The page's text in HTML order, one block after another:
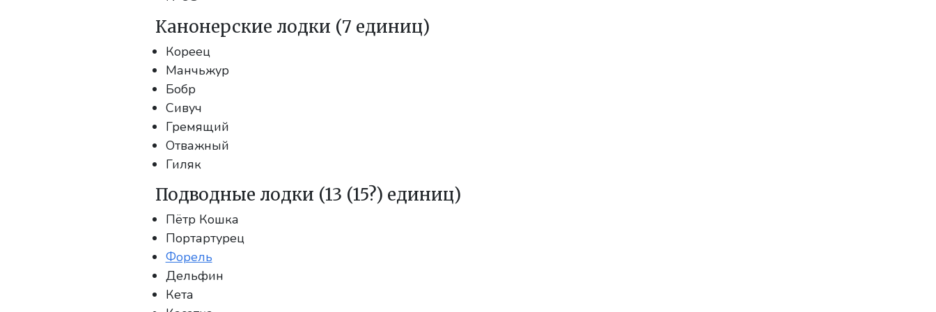
Канонерские лодки (7 единиц)
Кореец
Манчьжур
Бобр
Сивуч
Гремящий
Отважный
Гиляк
Подводные лодки (13 (15?) единиц)
Пётр Кошка
Портартурец
Форель
Дельфин
Кета